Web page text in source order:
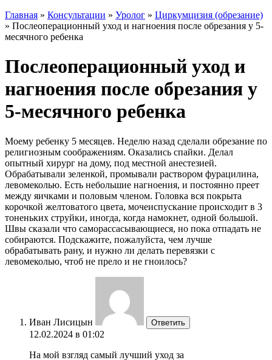
Главная » Консультации » Уролог » Циркумцизия (обрезание)
» Послеоперационный уход и нагноения после обрезания у 5-
месячного ребенка
Послеоперационный уход и
нагноения после обрезания у
5-месячного ребенка
Моему ребенку 5 месяцев. Неделю назад сделали обрезание по
религиозным соображениям. Оказались спайки. Делал
опытный хирург на дому, под местной анестезией.
Обрабатывали зеленкой, промывали раствором фурацилина,
левомеколью. Есть небольшие нагноения, и постоянно преет
между яичками и половым членом. Головка вся покрыта
корочкой желтоватого цвета, мочеиспускание происходит в 3
тоненьких струйки, иногда, когда намокнет, одной большой.
Швы сказали что саморассасывающиеся, но пока отпадать не
собираются. Подскажите, пожалуйста, чем лучше
обрабатывать рану, и нужно ли делать перевязки с
левомеколью, чтоб не прело и не гноилось?
Иван Лисицын Ответить
12.02.2024 в 01:02
На мой взгляд самый лучший уход за